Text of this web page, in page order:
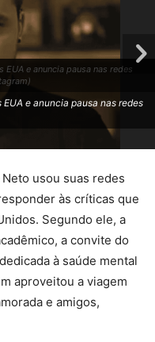
e anuncia pausa nas redes
e anuncia pausa nas redes
usou suas redes
às críticas que
Segundo ele, a
a convite do
à saúde mental
aproveitou a viagem
e amigos,